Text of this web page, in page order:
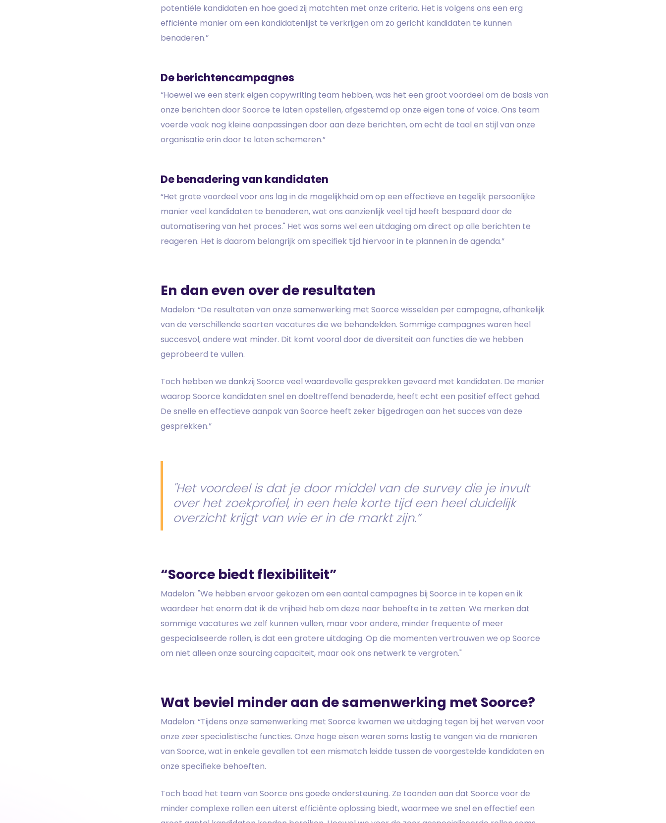
potentiële kandidaten en hoe goed zij matchten met onze criteria. Het is volgens ons een erg
efficiënte manier om een kandidatenlijst te verkrijgen om zo gericht kandidaten te kunnen
benaderen.”
De berichtencampagnes
“Hoewel we een sterk eigen copywriting team hebben, was het een groot voordeel om de basis van
onze berichten door Soorce te laten opstellen, afgestemd op onze eigen tone of voice. Ons team
voerde vaak nog kleine aanpassingen door aan deze berichten, om echt de taal en stijl van onze
organisatie erin door te laten schemeren.”
De benadering van kandidaten
“Het grote voordeel voor ons lag in de mogelijkheid om op een effectieve en tegelijk persoonlijke
manier veel kandidaten te benaderen, wat ons aanzienlijk veel tijd heeft bespaard door de
automatisering van het proces." Het was soms wel een uitdaging om direct op alle berichten te
reageren. Het is daarom belangrijk om specifiek tijd hiervoor in te plannen in de agenda.”
En dan even over de resultaten
Madelon: “De resultaten van onze samenwerking met Soorce wisselden per campagne, afhankelijk
van de verschillende soorten vacatures die we behandelden. Sommige campagnes waren heel
succesvol, andere wat minder. Dit komt vooral door de diversiteit aan functies die we hebben
geprobeerd te vullen.
Toch hebben we dankzij Soorce veel waardevolle gesprekken gevoerd met kandidaten. De manier
waarop Soorce kandidaten snel en doeltreffend benaderde, heeft echt een positief effect gehad.
De snelle en effectieve aanpak van Soorce heeft zeker bijgedragen aan het succes van deze
gesprekken.”
"Het voordeel is dat je door middel van de survey die je invult
over het zoekprofiel, in een hele korte tijd een heel duidelijk
overzicht krijgt van wie er in de markt zijn.”
“Soorce biedt flexibiliteit”
Madelon: "We hebben ervoor gekozen om een aantal campagnes bij Soorce in te kopen en ik
waardeer het enorm dat ik de vrijheid heb om deze naar behoefte in te zetten. We merken dat
sommige vacatures we zelf kunnen vullen, maar voor andere, minder frequente of meer
gespecialiseerde rollen, is dat een grotere uitdaging. Op die momenten vertrouwen we op Soorce
om niet alleen onze sourcing capaciteit, maar ook ons netwerk te vergroten."
Wat beviel minder aan de samenwerking met Soorce?
Madelon: “Tijdens onze samenwerking met Soorce kwamen we uitdaging tegen bij het werven voor
onze zeer specialistische functies. Onze hoge eisen waren soms lastig te vangen via de manieren
van Soorce, wat in enkele gevallen tot een mismatch leidde tussen de voorgestelde kandidaten en
onze specifieke behoeften.
Toch bood het team van Soorce ons goede ondersteuning. Ze toonden aan dat Soorce voor de
minder complexe rollen een uiterst efficiënte oplossing biedt, waarmee we snel en effectief een